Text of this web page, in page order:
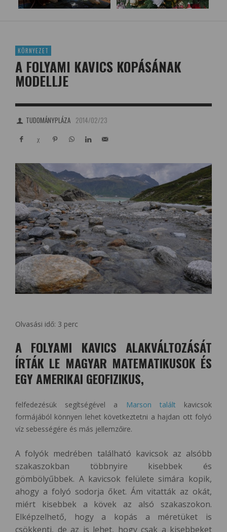
KÖRNYEZET
A FOLYAMI KAVICS KOPÁSÁNAK
MODELLJE
TUDOMÁNYPLÁZA 2014/02/23
Olvasási idő: 3 perc
A FOLYAMI KAVICS ALAKVÁLTOZÁSÁT
ÍRTÁK LE MAGYAR MATEMATIKUSOK ÉS
EGY AMERIKAI GEOFIZIKUS,
felfedezésük segítségével a Marson talált kavicsok
formájából könnyen lehet következtetni a hajdan ott folyó
víz sebességére és más jellemzőire.
A folyók medrében található kavicsok az alsóbb
szakaszokban többnyire kisebbek és
gömbölyűbbek. A kavicsok felülete simára kopik,
ahogy a folyó sodorja őket. Ám vitatták az okát,
miért kisebbek a kövek az alsó szakaszokon.
Elképzelhető, hogy a kopás a méretüket is
csökkenti, de az is lehet, hogy csak a kisebbeket